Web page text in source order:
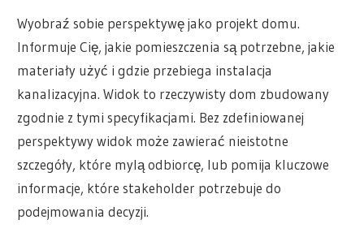
Wyobraź sobie perspektywę jako projekt domu.
Informuje Cię, jakie pomieszczenia są potrzebne, jakie
materiały użyć i gdzie przebiega instalacja
kanalizacyjna. Widok to rzeczywisty dom zbudowany
zgodnie z tymi specyfikacjami. Bez zdefiniowanej
perspektywy widok może zawierać nieistotne
szczegóły, które mylą odbiorcę, lub pomija kluczowe
informacje, które stakeholder potrzebuje do
podejmowania decyzji.